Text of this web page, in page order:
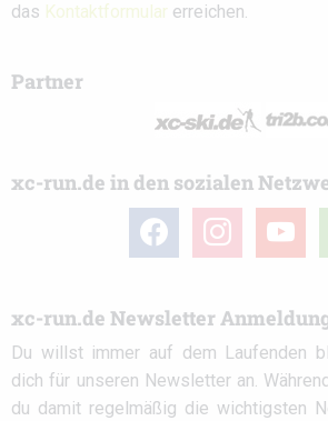
das Kontaktformular erreichen.
Partner
xc-run.de in den sozialen
facebook instagramyoutube
xc-run.de Newsletter
Du willst immer auf dem Laufenden
dich für unseren Newsletter an.
du damit regelmäßig die wichtigsten